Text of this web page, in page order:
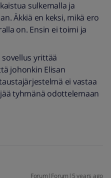
sulkemalla ja
Äkkiä en keksi, mikä ero
on. Ensin ei toimi ja
yrittää
johonkin Elisan
ei vastaa
tyhmänä odottelemaan
Forum|Forum|5 years ago